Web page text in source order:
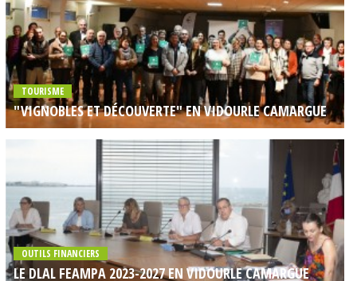
TOURISME
"VIGNOBLES ET DÉCOUVERTE" EN VIDOURLE CAMARGUE
OUTILS FINANCIERS
LE DLAL FEAMPA 2023-2027 EN VIDOURLE CAMARGUE